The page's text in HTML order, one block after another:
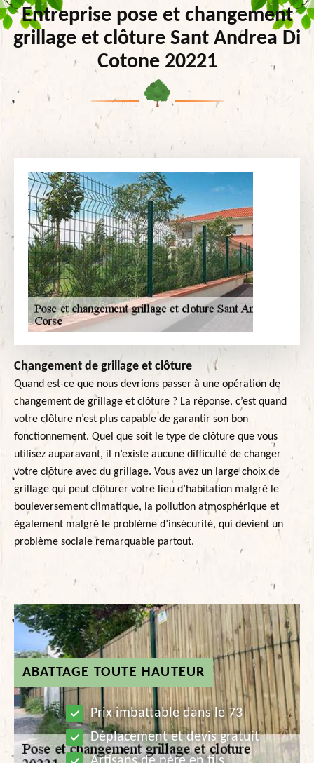
ABATTAGE TOUTE HAUTEUR
Prix imbattable dans le 73
Déplacement et devis gratuit
Entreprise pose et changement
grillage et clôture Sant Andrea Di
Cotone 20221
Changement de grillage et clôture
Quand est-ce que nous devrions passer à une opération de
changement de grillage et clôture ? La réponse, c’est quand
votre clôture n’est plus capable de garantir son bon
fonctionnement. Quel que soit le type de clôture que vous
utilisez auparavant, il n’existe aucune difficulté de changer
votre clôture avec du grillage. Vous avez un large choix de
grillage qui peut clôturer votre lieu d’habitation malgré le
bouleversement climatique, la pollution atmosphérique et
également malgré le problème d’insécurité, qui devient un
problème sociale remarquable partout.